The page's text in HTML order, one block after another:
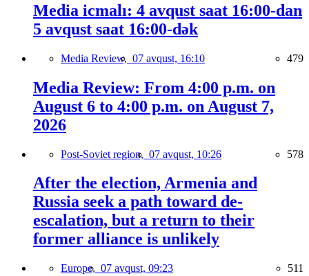
Media icmalı: 4 avqust saat 16:00-dan
5 avqust saat 16:00-dək
Media Review, 07 avqust, 16:10 479
Media Review: From 4:00 p.m. on
August 6 to 4:00 p.m. on August 7,
2026
Post-Soviet region, 07 avqust, 10:26 578
After the election, Armenia and
Russia seek a path toward de-
escalation, but a return to their
former alliance is unlikely
Europe, 07 avqust, 09:23 511